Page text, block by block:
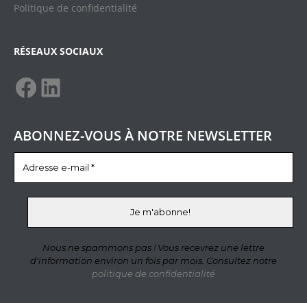
Politique de confidentialité
RÉSEAUX SOCIAUX
ABONNEZ-VOUS À NOTRE NEWSLETTER
Nous ne spammons pas ! Vous recevrez une lettre
d'information environ un fois par mois. Consultez notre
politique de confidentialité